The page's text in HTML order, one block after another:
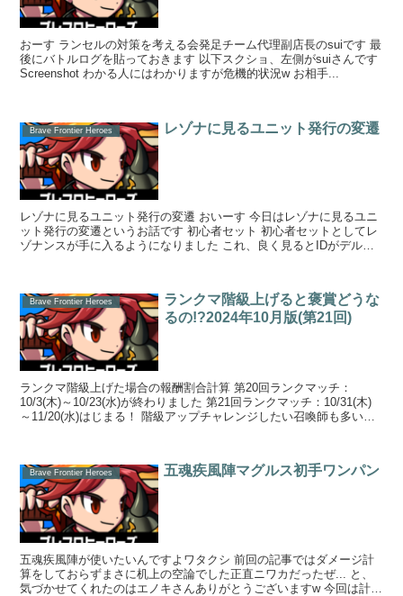
おーす ランセルの対策を考える会発足チーム代理副店長のsuiです 最
後にバトルログを貼っておきます 以下スクショ、左側がsuiさんです
Screenshot わかる人にはわかりますが危機的状況w お相手...
Brave Frontier Heroes レゾナに見るユニット発行の変遷
レゾナに見るユニット発行の変遷 おいーす 今日はレゾナに見るユニ
ット発行の変遷というお話です 初心者セット 初心者セットとしてレ
ゾナンスが手に入るようになりました これ、良く見るとIDがデルタ
Brave Frontier Heroes
ランクマ階級上げると褒賞どうな
るの!?2024年10月版(第21回)
ランクマ階級上げた場合の報酬割合計算 第20回ランクマッチ：
10/3(木)～10/23(水)が終わりました 第21回ランクマッチ：10/31(木)
～11/20(水)はじまる！ 階級アップチャレンジしたい召喚師も多いの
Brave Frontier Heroes 五魂疾風陣マグルス初手ワンパン
五魂疾風陣が使いたいんですよワタクシ 前回の記事ではダメージ計
算をしておらずまさに机上の空論でした正直ニワカだったぜ... と、
気づかせてくれたのはエノキさんありがとうございますw 今回は計算